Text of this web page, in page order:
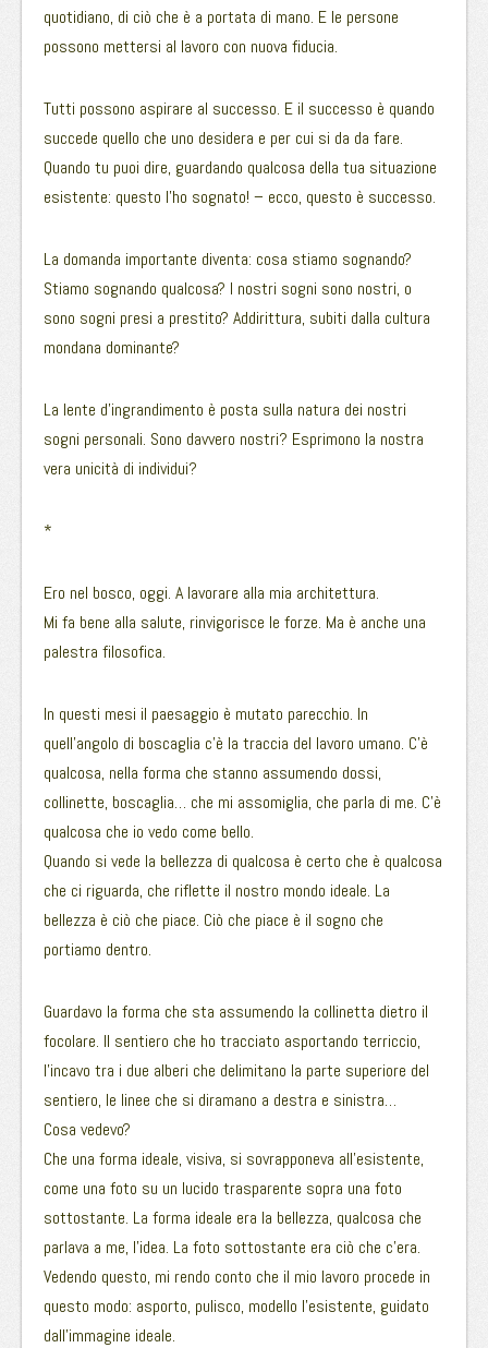
quotidiano, di ciò che è a portata di mano. E le persone
possono mettersi al lavoro con nuova fiducia.
Tutti possono aspirare al successo. E il successo è quando
succede quello che uno desidera e per cui si da da fare.
Quando tu puoi dire, guardando qualcosa della tua situazione
esistente: questo l’ho sognato! – ecco, questo è successo.
La domanda importante diventa: cosa stiamo sognando?
Stiamo sognando qualcosa? I nostri sogni sono nostri, o
sono sogni presi a prestito? Addirittura, subiti dalla cultura
mondana dominante?
La lente d’ingrandimento è posta sulla natura dei nostri
sogni personali. Sono davvero nostri? Esprimono la nostra
vera unicità di individui?
*
Ero nel bosco, oggi. A lavorare alla mia architettura.
Mi fa bene alla salute, rinvigorisce le forze. Ma è anche una
palestra filosofica.
In questi mesi il paesaggio è mutato parecchio. In
quell’angolo di boscaglia c’è la traccia del lavoro umano. C’è
qualcosa, nella forma che stanno assumendo dossi,
collinette, boscaglia… che mi assomiglia, che parla di me. C’è
qualcosa che io vedo come bello.
Quando si vede la bellezza di qualcosa è certo che è qualcosa
che ci riguarda, che riflette il nostro mondo ideale. La
bellezza è ciò che piace. Ciò che piace è il sogno che
portiamo dentro.
Guardavo la forma che sta assumendo la collinetta dietro il
focolare. Il sentiero che ho tracciato asportando terriccio,
l’incavo tra i due alberi che delimitano la parte superiore del
sentiero, le linee che si diramano a destra e sinistra…
Cosa vedevo?
Che una forma ideale, visiva, si sovrapponeva all’esistente,
come una foto su un lucido trasparente sopra una foto
sottostante. La forma ideale era la bellezza, qualcosa che
parlava a me, l’idea. La foto sottostante era ciò che c’era.
Vedendo questo, mi rendo conto che il mio lavoro procede in
questo modo: asporto, pulisco, modello l’esistente, guidato
dall’immagine ideale.